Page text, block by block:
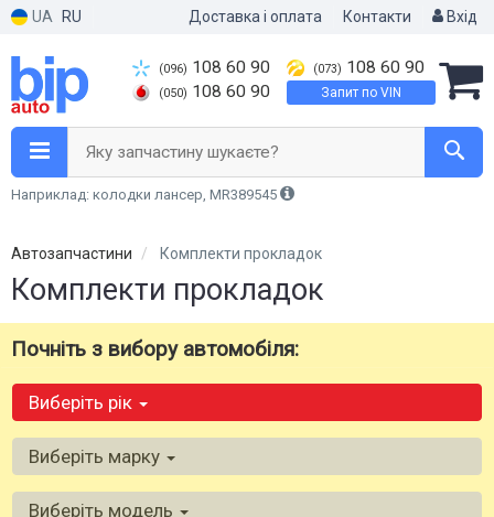
UA RU Доставка і оплата Контакти Вхід
(096) 108 60 90
(050) 108 60 90
(073) 108 60 90
Запит по VIN
Яку запчастину шукаєте?
Наприклад: колодки лансер, MR389545
Автозапчастини Комплекти прокладок
Комплекти прокладок
Почніть з вибору автомобіля:
Виберіть рік
Виберіть марку
Виберіть модель